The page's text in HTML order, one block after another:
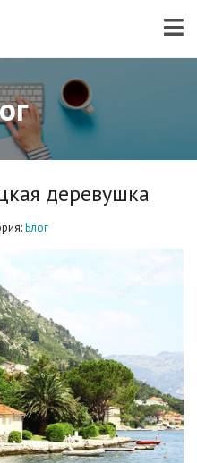
деревушка
Блог